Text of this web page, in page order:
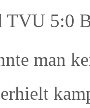
TVU 5:0
man